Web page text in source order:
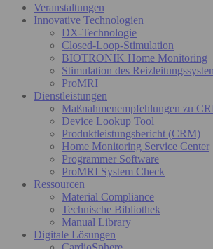
Veranstaltungen
Innovative Technologien
DX-Technologie
Closed-Loop-Stimulation
BIOTRONIK Home Monitoring
Stimulation des
ProMRI
Dienstleistungen
Maßnahmenempfehlungen zu
Device Lookup Tool
Produktleistungsbericht (CRM)
Home Monitoring Service Center
Programmer Software
ProMRI System Check
Ressourcen
Material Compliance
Technische Bibliothek
Manual Library
Digitale Lösungen